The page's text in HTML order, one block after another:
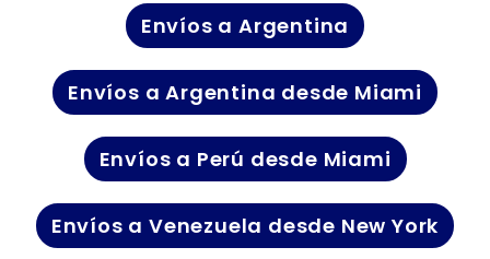
Envíos a Argentina
Envíos a Argentina desde Miami
Envíos a Perú desde Miami
Envíos a Venezuela desde New York